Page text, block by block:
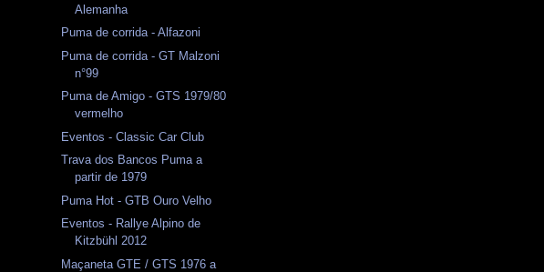
Alemanha
Puma de corrida - Alfazoni
Puma de corrida - GT Malzoni
n°99
Puma de Amigo - GTS 1979/80
vermelho
Eventos - Classic Car Club
Trava dos Bancos Puma a
partir de 1979
Puma Hot - GTB Ouro Velho
Eventos - Rallye Alpino de
Kitzbühl 2012
Maçaneta GTE / GTS 1976 a